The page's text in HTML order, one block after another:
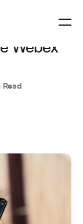
Webex
Read